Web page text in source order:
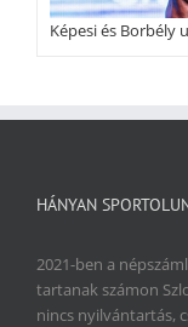
Képesi és Borbély
HÁNYAN
2021-ben a
tartanak számon
nincs nyilvántartás,